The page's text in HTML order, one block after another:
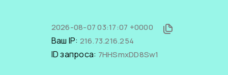
2026-08-07 03:17:07 +0000
Ваш IP: 216.73.216.254
ID запроса: 7HHSmxDD8Sw1